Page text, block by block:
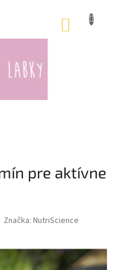
pre aktívne
Značka: NutriScience